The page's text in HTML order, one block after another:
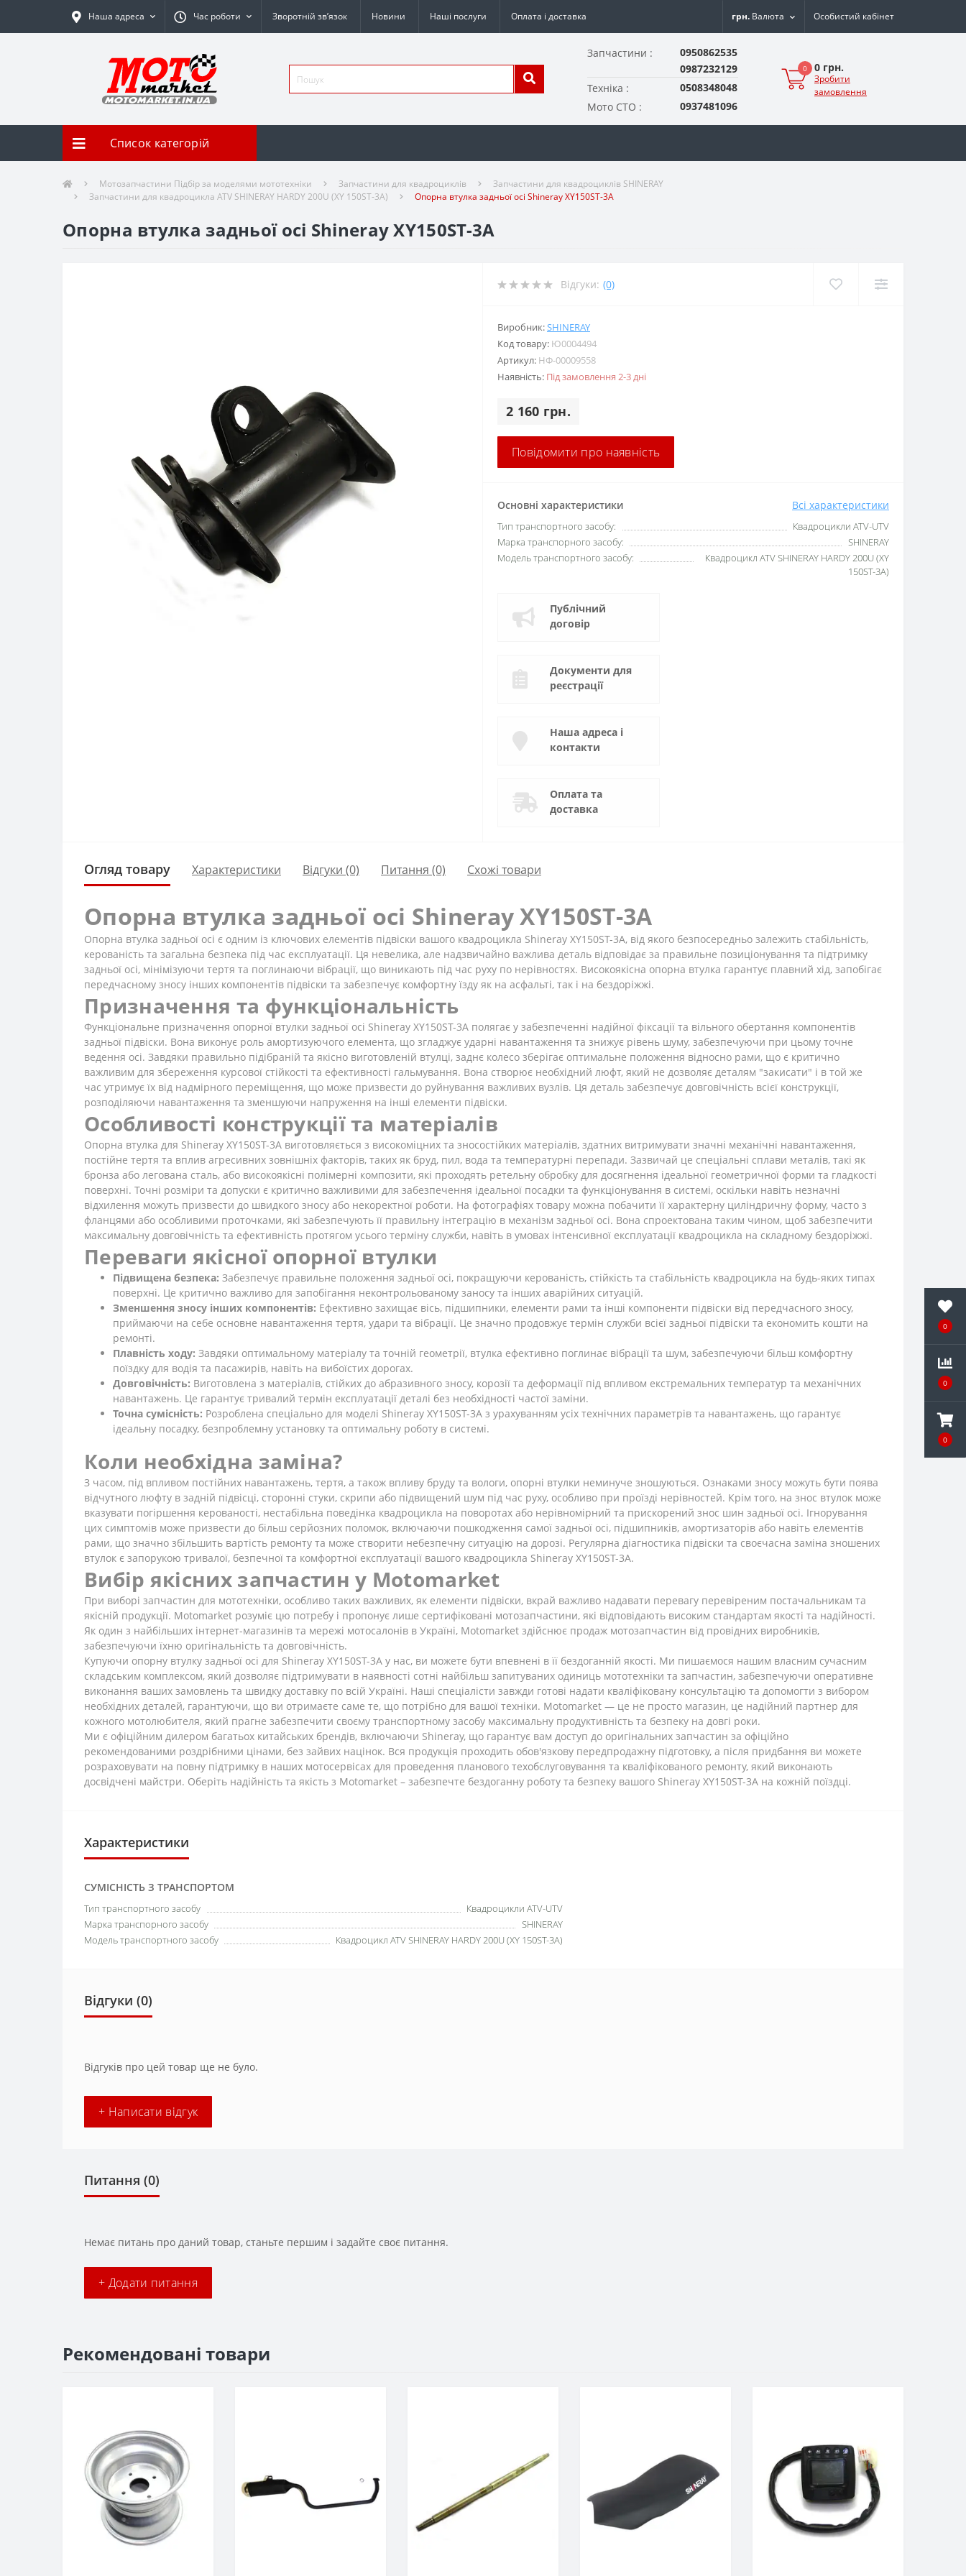
0
0
0
Наша адреса Час роботи Зворотній зв’язок Новини Наші послуги Оплата і доставка грн. Валюта Особистий кабінет
Запчастини :
0950862535
0987232129
Техніка :
0508348048
Мото СТО :
0937481096
0 0 грн.
Зробити
замовлення
Список категорій
Мотозапчастини Підбір за моделями мототехніки Запчастини для квадроциклів
Запчастини для квадроциклів SHINERAY
Запчастини для квадроцикла ATV SHINERAY HARDY 200U (XY 150ST-3A)
Опорна втулка задньої осі Shineray XY150ST-3A
Опорна втулка задньої осі Shineray XY150ST-3A
Відгуки: (0)
Виробник:SHINERAY
Код товару: Ю0004494
Артикул: НФ-00009558
Наявність: Під замовлення 2-3 дні
2 160 грн.
Повідомити про наявність
Основні характеристики Всі характеристики
Тип транспортного засобу:
Квадроцикли ATV-UTV
Марка транспорного засобу:
SHINERAY
Модель транспортного засобу:
Квадроцикл ATV SHINERAY HARDY 200U (XY
150ST-3A)
Публічний
договір
Документи для
реєстрації
Наша адреса і
контакти
Оплата та
доставка
Огляд товару Характеристики Відгуки (0) Питання (0) Схожі товари
Опорна втулка задньої осі Shineray XY150ST-3A
Опорна втулка задньої осі є одним із ключових елементів підвіски вашого квадроцикла Shineray XY150ST-3A, від якого безпосередньо залежить стабільність,
керованість та загальна безпека під час експлуатації. Ця невелика, але надзвичайно важлива деталь відповідає за правильне позиціонування та підтримку
задньої осі, мінімізуючи тертя та поглинаючи вібрації, що виникають під час руху по нерівностях. Високоякісна опорна втулка гарантує плавний хід, запобігає
передчасному зносу інших компонентів підвіски та забезпечує комфортну їзду як на асфальті, так і на бездоріжжі.
Призначення та функціональність
Функціональне призначення опорної втулки задньої осі Shineray XY150ST-3A полягає у забезпеченні надійної фіксації та вільного обертання компонентів
задньої підвіски. Вона виконує роль амортизуючого елемента, що згладжує ударні навантаження та знижує рівень шуму, забезпечуючи при цьому точне
ведення осі. Завдяки правильно підібраній та якісно виготовленій втулці, заднє колесо зберігає оптимальне положення відносно рами, що є критично
важливим для збереження курсової стійкості та ефективності гальмування. Вона створює необхідний люфт, який не дозволяє деталям "закисати" і в той же
час утримує їх від надмірного переміщення, що може призвести до руйнування важливих вузлів. Ця деталь забезпечує довговічність всієї конструкції,
розподіляючи навантаження та зменшуючи напруження на інші елементи підвіски.
Особливості конструкції та матеріалів
Опорна втулка для Shineray XY150ST-3A виготовляється з високоміцних та зносостійких матеріалів, здатних витримувати значні механічні навантаження,
постійне тертя та вплив агресивних зовнішніх факторів, таких як бруд, пил, вода та температурні перепади. Зазвичай це спеціальні сплави металів, такі як
бронза або легована сталь, або високоякісні полімерні композити, які проходять ретельну обробку для досягнення ідеальної геометричної форми та гладкості
поверхні. Точні розміри та допуски є критично важливими для забезпечення ідеальної посадки та функціонування в системі, оскільки навіть незначні
відхилення можуть призвести до швидкого зносу або некоректної роботи. На фотографіях товару можна побачити її характерну циліндричну форму, часто з
фланцями або особливими проточками, які забезпечують її правильну інтеграцію в механізм задньої осі. Вона спроектована таким чином, щоб забезпечити
максимальну довговічність та ефективність протягом усього терміну служби, навіть в умовах інтенсивної експлуатації квадроцикла на складному бездоріжжі.
Переваги якісної опорної втулки
Підвищена безпека: Забезпечує правильне положення задньої осі, покращуючи керованість, стійкість та стабільність квадроцикла на будь-яких типах
поверхні. Це критично важливо для запобігання неконтрольованому заносу та інших аварійних ситуацій.
Зменшення зносу інших компонентів: Ефективно захищає вісь, підшипники, елементи рами та інші компоненти підвіски від передчасного зносу,
приймаючи на себе основне навантаження тертя, удари та вібрації. Це значно продовжує термін служби всієї задньої підвіски та економить кошти на
ремонті.
Плавність ходу: Завдяки оптимальному матеріалу та точній геометрії, втулка ефективно поглинає вібрації та шум, забезпечуючи більш комфортну
поїздку для водія та пасажирів, навіть на вибоїстих дорогах.
Довговічність: Виготовлена з матеріалів, стійких до абразивного зносу, корозії та деформації під впливом екстремальних температур та механічних
навантажень. Це гарантує тривалий термін експлуатації деталі без необхідності частої заміни.
Точна сумісність: Розроблена спеціально для моделі Shineray XY150ST-3A з урахуванням усіх технічних параметрів та навантажень, що гарантує
ідеальну посадку, безпроблемну установку та оптимальну роботу в системі.
Коли необхідна заміна?
З часом, під впливом постійних навантажень, тертя, а також впливу бруду та вологи, опорні втулки неминуче зношуються. Ознаками зносу можуть бути поява
відчутного люфту в задній підвісці, сторонні стуки, скрипи або підвищений шум під час руху, особливо при проїзді нерівностей. Крім того, на знос втулок може
вказувати погіршення керованості, нестабільна поведінка квадроцикла на поворотах або нерівномірний та прискорений знос шин задньої осі. Ігнорування
цих симптомів може призвести до більш серйозних поломок, включаючи пошкодження самої задньої осі, підшипників, амортизаторів або навіть елементів
рами, що значно збільшить вартість ремонту та може створити небезпечну ситуацію на дорозі. Регулярна діагностика підвіски та своєчасна заміна зношених
втулок є запорукою тривалої, безпечної та комфортної експлуатації вашого квадроцикла Shineray XY150ST-3A.
Вибір якісних запчастин у Motomarket
При виборі запчастин для мототехніки, особливо таких важливих, як елементи підвіски, вкрай важливо надавати перевагу перевіреним постачальникам та
якісній продукції. Motomarket розуміє цю потребу і пропонує лише сертифіковані мотозапчастини, які відповідають високим стандартам якості та надійності.
Як один з найбільших інтернет-магазинів та мережі мотосалонів в Україні, Motomarket здійснює продаж мотозапчастин від провідних виробників,
забезпечуючи їхню оригінальність та довговічність.
Купуючи опорну втулку задньої осі для Shineray XY150ST-3A у нас, ви можете бути впевнені в її бездоганній якості. Ми пишаємося нашим власним сучасним
складським комплексом, який дозволяє підтримувати в наявності сотні найбільш запитуваних одиниць мототехніки та запчастин, забезпечуючи оперативне
виконання ваших замовлень та швидку доставку по всій Україні. Наші спеціалісти завжди готові надати кваліфіковану консультацію та допомогти з вибором
необхідних деталей, гарантуючи, що ви отримаєте саме те, що потрібно для вашої техніки. Motomarket — це не просто магазин, це надійний партнер для
кожного мотолюбителя, який прагне забезпечити своєму транспортному засобу максимальну продуктивність та безпеку на довгі роки.
Ми є офіційним дилером багатьох китайських брендів, включаючи Shineray, що гарантує вам доступ до оригінальних запчастин за офіційно
рекомендованими роздрібними цінами, без зайвих націнок. Вся продукція проходить обов'язкову передпродажну підготовку, а після придбання ви можете
розраховувати на повну підтримку в наших мотосервісах для проведення планового техобслуговування та кваліфікованого ремонту, який виконають
досвідчені майстри. Оберіть надійність та якість з Motomarket – забезпечте бездоганну роботу та безпеку вашого Shineray XY150ST-3A на кожній поїздці.
Характеристики
СУМІСНІСТЬ З ТРАНСПОРТОМ
Тип транспортного засобу
Квадроцикли ATV-UTV
Марка транспорного засобу
SHINERAY
Модель транспортного засобу
Квадроцикл ATV SHINERAY HARDY 200U (XY 150ST-3A)
Відгуки (0)
Відгуків про цей товар ще не було.
+ Написати відгук
Питання (0)
Немає питань про даний товар, станьте першим і задайте своє питання.
+ Додати питання
Рекомендовані товари